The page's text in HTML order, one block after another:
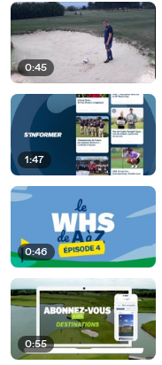
0:45
1:47
0:46
0:55